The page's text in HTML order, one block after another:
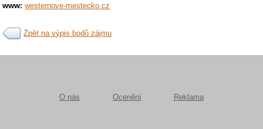
www: westernove-mestecko.cz
Zpět na výpis bodů zájmu
O nás Ocenění Reklama